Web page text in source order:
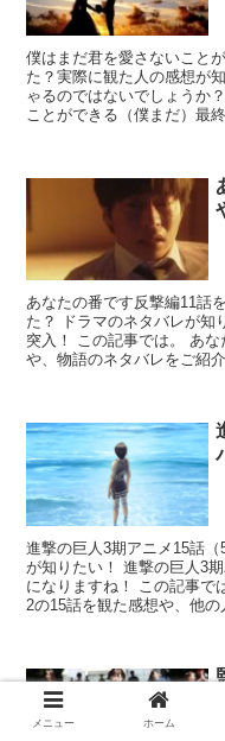
僕はまだ君を愛さないこと
た？実際に観た人の感想が
ゃるのではないでしょうか
ことができる（僕まだ）最
あなたの番です反撃編11話
た？ ドラマのネタバレが知
突入！ この記事では。 あ
や、物語のネタバレをご紹
進撃の巨人3期アニメ15話
が知りたい！ 進撃の巨人3
になりますね！ この記事で
2の15話を観た感想や、他の
メニュー ホーム